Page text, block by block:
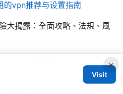
的vpn推荐与设置指南
大揭露：全面攻略、法規、風
2026年最新Google Flights
×
Visit